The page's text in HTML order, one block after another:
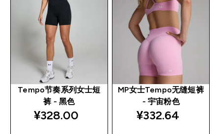
Tempo节奏系列女士短
裤 - 黑色
¥328.00‎
MP女士Tempo无缝短裤
- 宇宙粉色
¥332.64‎